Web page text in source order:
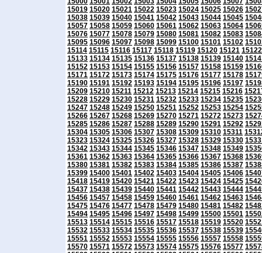
15019 15020 15021 15022 15023 15024 15025 15026
15038 15039 15040 15041 15042 15043 15044 15045
15057 15058 15059 15060 15061 15062 15063 15064
15076 15077 15078 15079 15080 15081 15082 15083
15095 15096 15097 15098 15099 15100 15101 15102
15114 15115 15116 15117 15118 15119 15120 15121 15122
15133 15134 15135 15136 15137 15138 15139 15140
15152 15153 15154 15155 15156 15157 15158 15159
15171 15172 15173 15174 15175 15176 15177 15178
15190 15191 15192 15193 15194 15195 15196 15197
15209 15210 15211 15212 15213 15214 15215 15216
15228 15229 15230 15231 15232 15233 15234 15235
15247 15248 15249 15250 15251 15252 15253 15254
15266 15267 15268 15269 15270 15271 15272 15273
15285 15286 15287 15288 15289 15290 15291 15292
15304 15305 15306 15307 15308 15309 15310 15311
15323 15324 15325 15326 15327 15328 15329 15330
15342 15343 15344 15345 15346 15347 15348 15349
15361 15362 15363 15364 15365 15366 15367 15368
15380 15381 15382 15383 15384 15385 15386 15387
15399 15400 15401 15402 15403 15404 15405 15406
15418 15419 15420 15421 15422 15423 15424 15425
15437 15438 15439 15440 15441 15442 15443 15444
15456 15457 15458 15459 15460 15461 15462 15463
15475 15476 15477 15478 15479 15480 15481 15482
15494 15495 15496 15497 15498 15499 15500 15501
15513 15514 15515 15516 15517 15518 15519 15520
15532 15533 15534 15535 15536 15537 15538 15539
15551 15552 15553 15554 15555 15556 15557 15558
15570 15571 15572 15573 15574 15575 15576 15577